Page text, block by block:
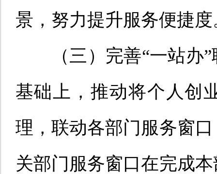
景，努力提升服务便捷度
（三）完善“一站办”
基础上，推动将个人创
理，联动各部门服务窗
关部门 服务窗口在完成